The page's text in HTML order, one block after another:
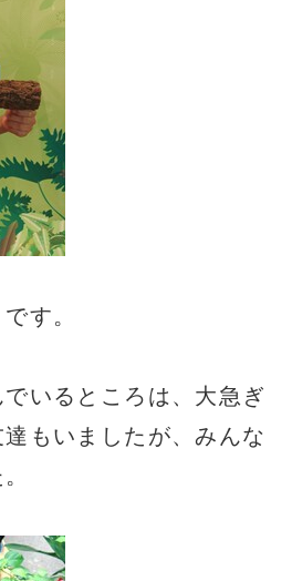
す。
いるところは、大急ぎ
もいましたが、みんな